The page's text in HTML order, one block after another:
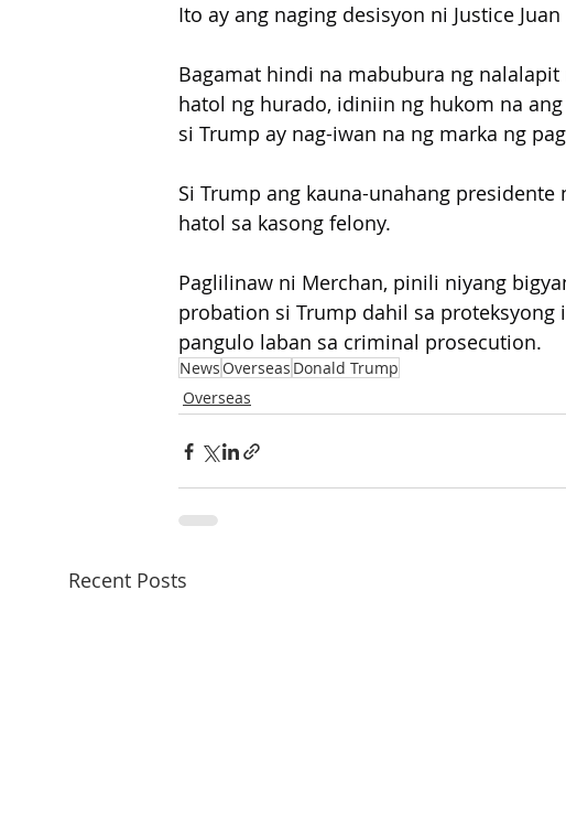
Ito ay ang naging desisyon ni Justice
Bagamat hindi na mabubura ng
hatol ng hurado, idiniin ng hukom na
si Trump ay nag-iwan na ng marka ng
Si Trump ang kauna-unahang
hatol sa kasong felony.
Paglilinaw ni Merchan, pinili niyang
probation si Trump dahil sa proteksyong
pangulo laban sa criminal prosecution.
News Overseas Donald Trump
Overseas
Recent Posts